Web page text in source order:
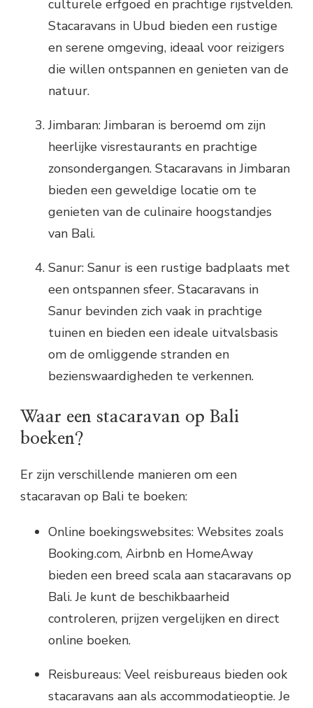
culturele erfgoed en prachtige rijstvelden.
Stacaravans in Ubud bieden een rustige
en serene omgeving, ideaal voor reizigers
die willen ontspannen en genieten van de
natuur.
Jimbaran: Jimbaran is beroemd om zijn
heerlijke visrestaurants en prachtige
zonsondergangen. Stacaravans in Jimbaran
bieden een geweldige locatie om te
genieten van de culinaire hoogstandjes
van Bali.
Sanur: Sanur is een rustige badplaats met
een ontspannen sfeer. Stacaravans in
Sanur bevinden zich vaak in prachtige
tuinen en bieden een ideale uitvalsbasis
om de omliggende stranden en
bezienswaardigheden te verkennen.
Waar een stacaravan op Bali
boeken?
Er zijn verschillende manieren om een
stacaravan op Bali te boeken:
Online boekingswebsites: Websites zoals
Booking.com, Airbnb en HomeAway
bieden een breed scala aan stacaravans op
Bali. Je kunt de beschikbaarheid
controleren, prijzen vergelijken en direct
online boeken.
Reisbureaus: Veel reisbureaus bieden ook
stacaravans aan als accommodatieoptie. Je